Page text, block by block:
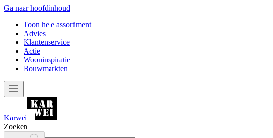
Ga naar hoofdinhoud
Toon hele assortiment
Advies
Klantenservice
Actie
Wooninspiratie
Bouwmarkten
Karwei
Zoeken